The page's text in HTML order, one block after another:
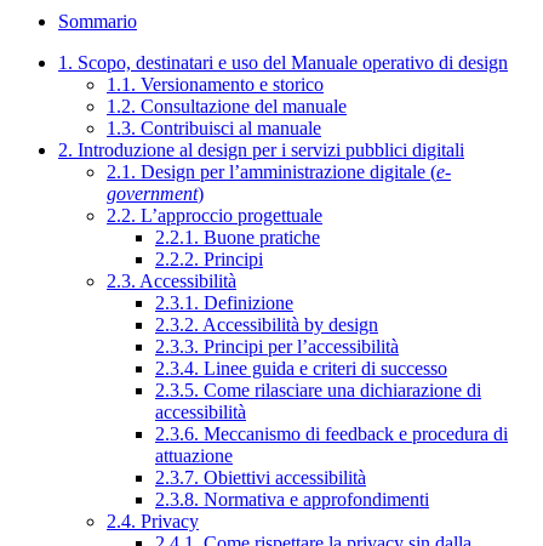
Sommario
1. Scopo, destinatari e uso del Manuale operativo di design
1.1. Versionamento e storico
1.2. Consultazione del manuale
1.3. Contribuisci al manuale
2. Introduzione al design per i servizi pubblici digitali
2.1. Design per l’amministrazione digitale (e-
government)
2.2. L’approccio progettuale
2.2.1. Buone pratiche
2.2.2. Principi
2.3. Accessibilità
2.3.1. Definizione
2.3.2. Accessibilità by design
2.3.3. Principi per l’accessibilità
2.3.4. Linee guida e criteri di successo
2.3.5. Come rilasciare una dichiarazione di
accessibilità
2.3.6. Meccanismo di feedback e procedura di
attuazione
2.3.7. Obiettivi accessibilità
2.3.8. Normativa e approfondimenti
2.4. Privacy